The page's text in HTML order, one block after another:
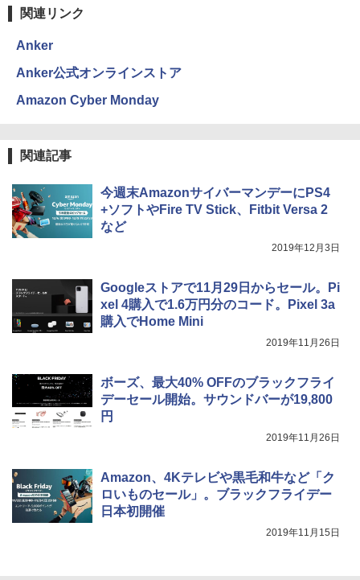
関連リンク
Anker
Anker公式オンラインストア
Amazon Cyber Monday
関連記事
今週末AmazonサイバーマンデーにPS4
+ソフトやFire TV Stick、Fitbit Versa 2
など
2019年12月3日
Googleストアで11月29日からセール。Pi
xel 4購入で1.6万円分のコード。Pixel 3a
購入でHome Mini
2019年11月26日
ボーズ、最大40% OFFのブラックフライ
デーセール開始。サウンドバーが19,800
円
2019年11月26日
Amazon、4Kテレビや黒毛和牛など「ク
ロいものセール」。ブラックフライデー
日本初開催
2019年11月15日